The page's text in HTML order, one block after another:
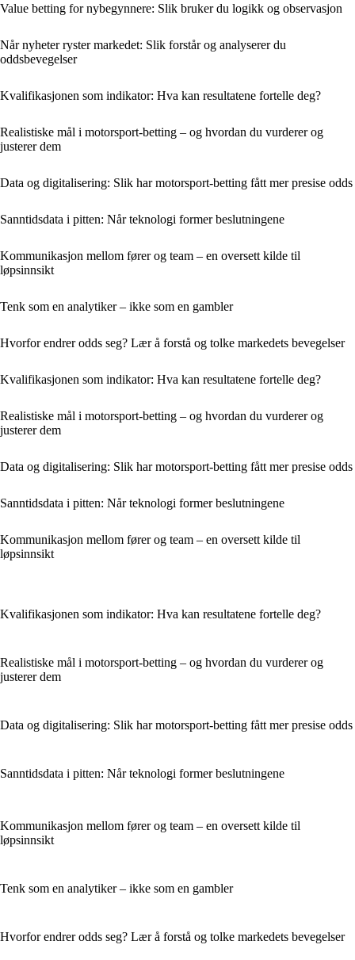
Value betting for nybegynnere: Slik bruker du logikk og observasjon
Når nyheter ryster markedet: Slik forstår og analyserer du
oddsbevegelser
Kvalifikasjonen som indikator: Hva kan resultatene fortelle deg?
Realistiske mål i motorsport-betting – og hvordan du vurderer og
justerer dem
Data og digitalisering: Slik har motorsport-betting fått mer presise odds
Sanntidsdata i pitten: Når teknologi former beslutningene
Kommunikasjon mellom fører og team – en oversett kilde til
løpsinnsikt
Tenk som en analytiker – ikke som en gambler
Hvorfor endrer odds seg? Lær å forstå og tolke markedets bevegelser
Kvalifikasjonen som indikator: Hva kan resultatene fortelle deg?
Realistiske mål i motorsport-betting – og hvordan du vurderer og
justerer dem
Data og digitalisering: Slik har motorsport-betting fått mer presise odds
Sanntidsdata i pitten: Når teknologi former beslutningene
Kommunikasjon mellom fører og team – en oversett kilde til
løpsinnsikt
Kvalifikasjonen som indikator: Hva kan resultatene fortelle deg?
Realistiske mål i motorsport-betting – og hvordan du vurderer og
justerer dem
Data og digitalisering: Slik har motorsport-betting fått mer presise odds
Sanntidsdata i pitten: Når teknologi former beslutningene
Kommunikasjon mellom fører og team – en oversett kilde til
løpsinnsikt
Tenk som en analytiker – ikke som en gambler
Hvorfor endrer odds seg? Lær å forstå og tolke markedets bevegelser